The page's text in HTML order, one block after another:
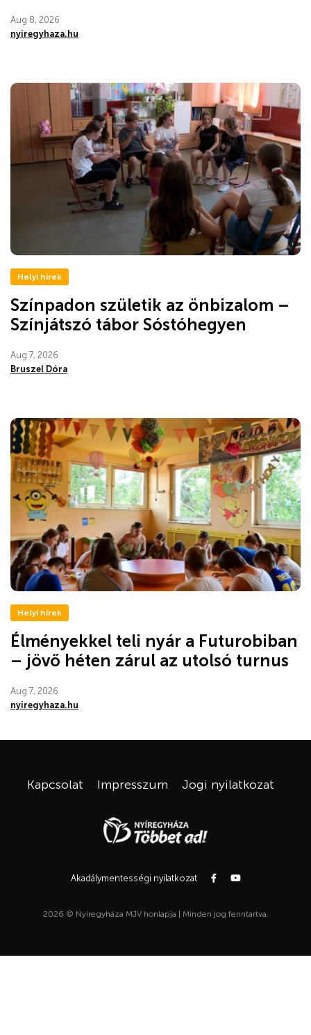
Aug 8, 2026
nyiregyhaza.hu
Helyi hírek
Színpadon születik az önbizalom –
Színjátszó tábor Sóstóhegyen
Aug 7, 2026
Bruszel Dóra
Helyi hírek
Élményekkel teli nyár a Futurobiban
– jövő héten zárul az utolsó turnus
Aug 7, 2026
nyiregyhaza.hu
Kapcsolat Impresszum Jogi nyilatkozat
Akadálymentességi nyilatkozat
2026 © Nyíregyháza MJV honlapja | Minden jog fenntartva.